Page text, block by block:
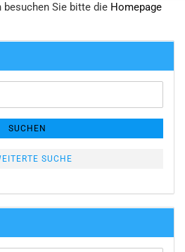
Sie bitte die Homepage
SUCHEN
SUCHE